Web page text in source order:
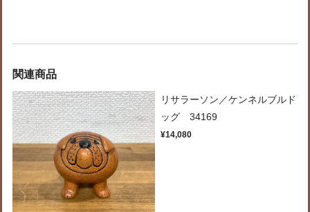
関連商品
リサラーソン／ケンネルブルド
ッグ 34169
¥14,080